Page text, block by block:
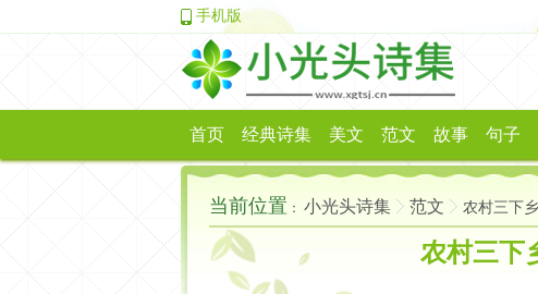
手机版
首页 经典诗集 美文 范文 故事 句子
当前位置 ： 小光头诗集 范文 农村三下
农村三下